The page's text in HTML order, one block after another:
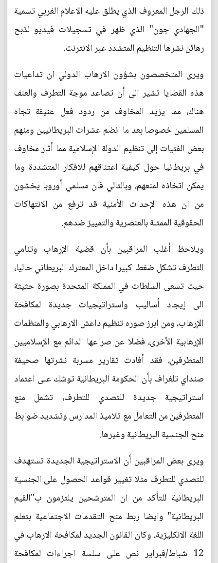
ذلك الرجل المعروف الذي يطلق عليه الاعلام الغربي تسمية
"الجهادي جون" الذي ظهر في تسجيلات فيديو لذبح
رهائن نشرها التنظيم المتشدد عبر الانترنت.
ويرى المتخصصون بشؤون الارهاب الدولي ان تداعيات
هذه القضايا تشير الى أن تصاعد موجة التطرف والعنف
هناك، مما يزيد المخاوف من ردود فعل عنيفة تجاه
المسلمين خصوصا بعد ما انضم عشرات البريطانيين ومنهم
بعض الفتيات إلى تنظيم الدولة الإسلامية مما أثار مخاوف
في بريطانيا حول كيفية اعتناقهم للافكار المتشددة وما
يمكن اتخاذه لمنعهم، وبالتالي فان مسلمي أوروبا يخشون
من ان هذه الإحداث الأمنية قد ترفع من الانتهاكات
الحقوقية الممثلة بالعنصرية والتمييز ضدهم.
ويلاحظ أغلب المراقبين بأن قضية الإرهاب وتنامي
التطرف تشكل ضغطا كبيرا داخل المعترك البريطاني حاليا،
حيث تسعى السلطات في المملكة المتحدة بصورة حثيثة
الى إيجاد أساليب واستراتيجيات جديدة لمكافحة
الإرهاب، ومن ابرز صوره تنظيم داعش الارهابي والمنظمات
الإرهابية الأخرى، فضلا عن صراعها الدائم مع الإسلاميين
المتطرفين، فقد أفادت تقارير مسربة نشرتها صحيفة
صنداي تلغراف بأن الحكومة البريطانية توشك على اعتماد
استراتيجية جديدة للتصدي للتطرف، تشمل منع
المتطرفين من التعامل مع تلاميذ المدارس وتشديد ضوابط
منح الجنسية البريطانية وغيرها.
ويرى بعض المراقبين أن الاستراتيجية الجديدة تستهدف
للتصدي للتطرف مثلا تغيير قواعد الحصول على الجنسية
البريطانية للتأكد من ان المترشحين يلتزمون ب"القيم
البريطانية" وايضا ربط منح التقدمات الاجتماعية بتعلم
اللغة الانكليزية، وكان القانون الجديد لمكافحة الارهاب في
12 شباط/فبراير نص على سلسة اجراءات لمكافحة